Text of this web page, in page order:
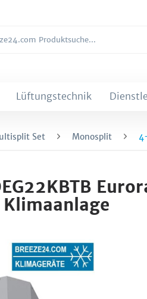
Lüftungstechnik
Set Monosplit